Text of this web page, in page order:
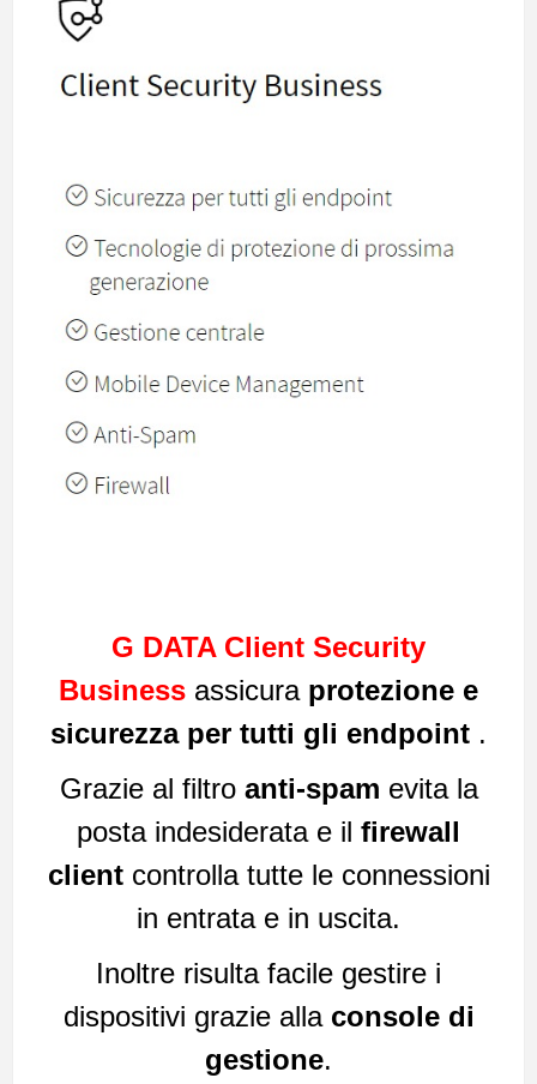
G DATA Client Security
Business assicura protezione e
sicurezza per tutti gli endpoint .
Grazie al filtro anti-spam evita la
posta indesiderata e il firewall
client controlla tutte le connessioni
in entrata e in uscita.
Inoltre risulta facile gestire i
dispositivi grazie alla console di
gestione.